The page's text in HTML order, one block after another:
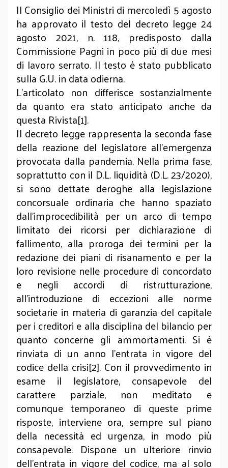
Il Consiglio dei Ministri di mercoledì 5 agosto
ha approvato il testo del decreto legge 24
agosto 2021, n. 118, predisposto dalla
Commissione Pagni in poco più di due mesi
di lavoro serrato. Il testo è stato pubblicato
sulla G.U. in data odierna.
L’articolato non differisce sostanzialmente
da quanto era stato anticipato anche da
questa Rivista[1].
Il decreto legge rappresenta la seconda fase
della reazione del legislatore all’emergenza
provocata dalla pandemia. Nella prima fase,
soprattutto con il D.L. liquidità (D.L. 23/2020),
si sono dettate deroghe alla legislazione
concorsuale ordinaria che hanno spaziato
dall’improcedibilità per un arco di tempo
limitato dei ricorsi per dichiarazione di
fallimento, alla proroga dei termini per la
redazione dei piani di risanamento e per la
loro revisione nelle procedure di concordato
e negli accordi di ristrutturazione,
all’introduzione di eccezioni alle norme
societarie in materia di garanzia del capitale
per i creditori e alla disciplina del bilancio per
quanto concerne gli ammortamenti. Si è
rinviata di un anno l’entrata in vigore del
codice della crisi[2]. Con il provvedimento in
esame il legislatore, consapevole del
carattere parziale, non meditato e
comunque temporaneo di queste prime
risposte, interviene ora, sempre sul piano
della necessità ed urgenza, in modo più
consapevole. Dispone un ulteriore rinvio
dell’entrata in vigore del codice, ma al solo